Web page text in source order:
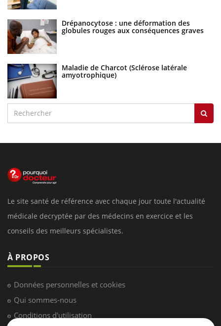
Drépanocytose : une déformation des
globules rouges aux conséquences graves
Maladie de Charcot (Sclérose latérale
amyotrophique)
Le site santé de référence avec chaque jour toute l'actualité
médicale decryptée par des médecins en exercice et les
conseils des meilleurs spécialistes.
À PROPOS
Données personnelles et cookies
Qui sommes-nous
Conditions d'utilisation